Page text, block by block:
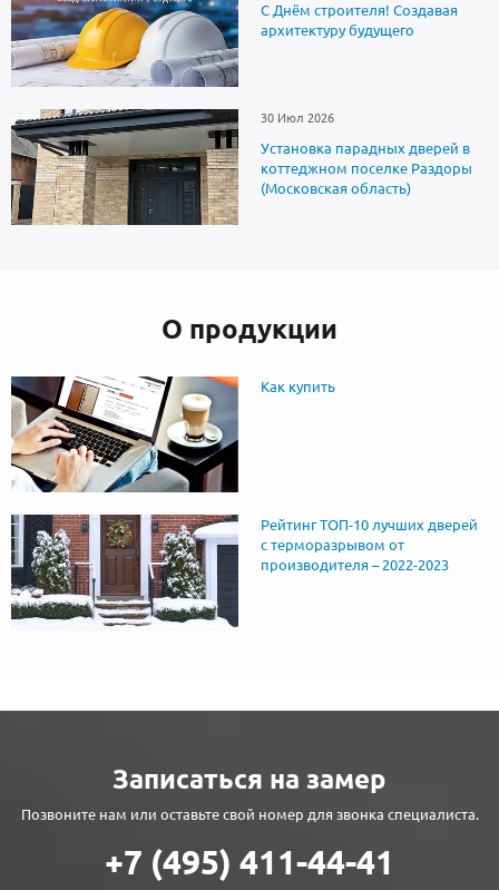
С Днём строителя! Создавая
архитектуру будущего
30 Июл 2026
Установка парадных дверей в
коттеджном поселке Раздоры
(Московская область)
О продукции
Как купить
Рейтинг ТОП-10 лучших дверей
с терморазрывом от
производителя – 2022-2023
Записаться на замер
Позвоните нам или оставьте свой номер для звонка специалиста.
+7 (495) 411-44-41